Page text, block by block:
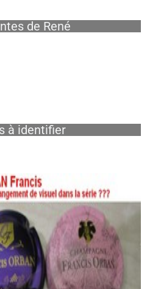
de René
à identifier